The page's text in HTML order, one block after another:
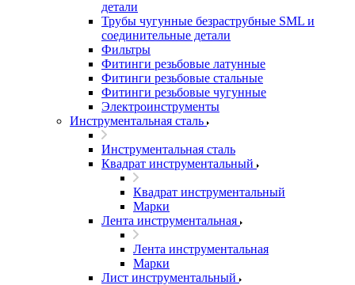
детали
Трубы чугунные безраструбные SML и
соединительные детали
Фильтры
Фитинги резьбовые латунные
Фитинги резьбовые стальные
Фитинги резьбовые чугунные
Электроинструменты
Инструментальная сталь
Инструментальная сталь
Квадрат инструментальный
Квадрат инструментальный
Марки
Лента инструментальная
Лента инструментальная
Марки
Лист инструментальный